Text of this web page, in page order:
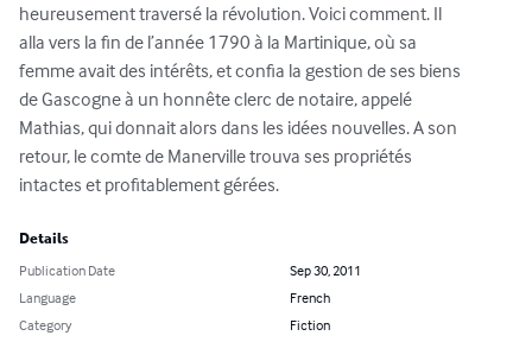
heureusement traversé la révolution. Voici comment. Il
alla vers la fin de l’année 1790 à la Martinique, où sa
femme avait des intérêts, et confia la gestion de ses biens
de Gascogne à un honnête clerc de notaire, appelé
Mathias, qui donnait alors dans les idées nouvelles. A son
retour, le comte de Manerville trouva ses propriétés
intactes et profitablement gérées.
Details
Publication Date
Sep 30, 2011
Language
French
Category
Fiction